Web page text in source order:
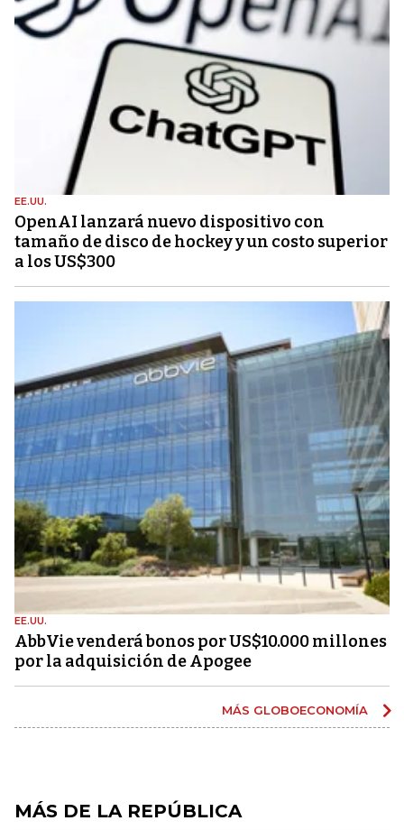
EE.UU.
OpenAI lanzará nuevo dispositivo con
tamaño de disco de hockey y un costo superior
a los US$300
EE.UU.
AbbVie venderá bonos por US$10.000 millones
por la adquisición de Apogee
MÁS GLOBOECONOMÍA
MÁS DE LA REPÚBLICA